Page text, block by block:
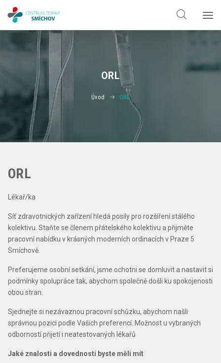
ORL
Úvod ORL
ORL
Lékař/ka
Síť zdravotnických zařízení hledá posily pro rozšíření stálého
kolektivu. Staňte se členem přátelského kolektivu a přijměte
pracovní nabídku v krásných moderních ordinacích v Praze 5
Smíchově.
Preferujeme osobní setkání, jsme ochotni se domluvit a nastavit si
podmínky spolupráce tak, abychom společně došli ku spokojenosti
obou stran.
Sjednejte si nezávaznou pracovní schůzku, abychom našli
správnou pozici podle Vašich preferencí. Možnost u vybraných
odborností přijetí i neatestovaných lékařů
Jaké znalosti a dovednosti byste měli mít